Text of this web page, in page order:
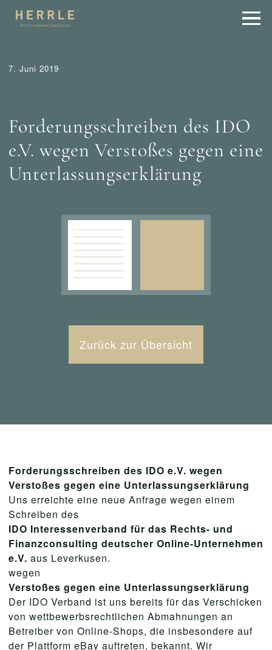
7. Juni 2019
Forderungsschreiben des IDO
e.V. wegen Verstoßes gegen eine
Unterlassungserklärung
Zurück zur Übersicht
Forderungsschreiben des IDO e.V. wegen
Verstoßes gegen eine Unterlassungserklärung
Uns erreichte eine neue Anfrage wegen einem
Schreiben des
IDO Interessenverband für das Rechts- und
Finanzconsulting deutscher Online-Unternehmen
e.V. aus Leverkusen.
wegen
Verstoßes gegen eine Unterlassungserklärung
Der IDO Verband ist uns bereits für das Verschicken
von wettbewerbsrechtlichen Abmahnungen an
Betreiber von Online-Shops, die insbesondere auf
der Plattform eBay auftreten, bekannt. Wir